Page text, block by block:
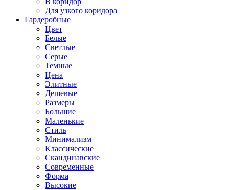
Для узкого коридора
Гардеробные
Цвет
Белые
Светлые
Серые
Темные
Цена
Элитные
Дешевые
Размеры
Большие
Маленькие
Стиль
Минимализм
Классические
Скандинавские
Современные
Форма
Высокие